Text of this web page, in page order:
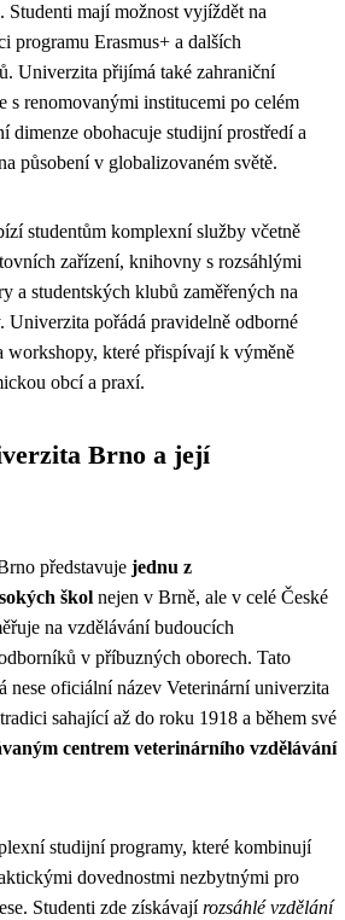
Studenti mají možnost vyjíždět na
programu Erasmus+ a dalších
Univerzita přijímá také zahraniční
s renomovanými institucemi po celém
dimenze obohacuje studijní prostředí a
působení v globalizovaném světě.
studentům komplexní služby včetně
zařízení, knihovny s rozsáhlými
a studentských klubů zaměřených na
Univerzita pořádá pravidelně odborné
workshopy, které přispívají k výměně
obcí a praxí.
Brno a její
představuje jednu z
škol nejen v Brně, ale v celé České
na vzdělávání budoucích
v příbuzných oborech. Tato
nese oficiální název Veterinární univerzita
sahající až do roku 1918 a během své
centrem veterinárního vzdělávání
studijní programy, které kombinují
dovednostmi nezbytnými pro
Studenti zde získávajírozsáhlé vzdělání